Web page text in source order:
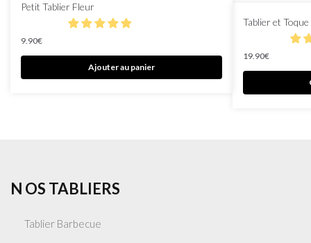
Petit Tablier Fleur
9.90€
Ajouter au panier
Tablier et
19.90€
N OS TABLIERS
Tablier Barbecue